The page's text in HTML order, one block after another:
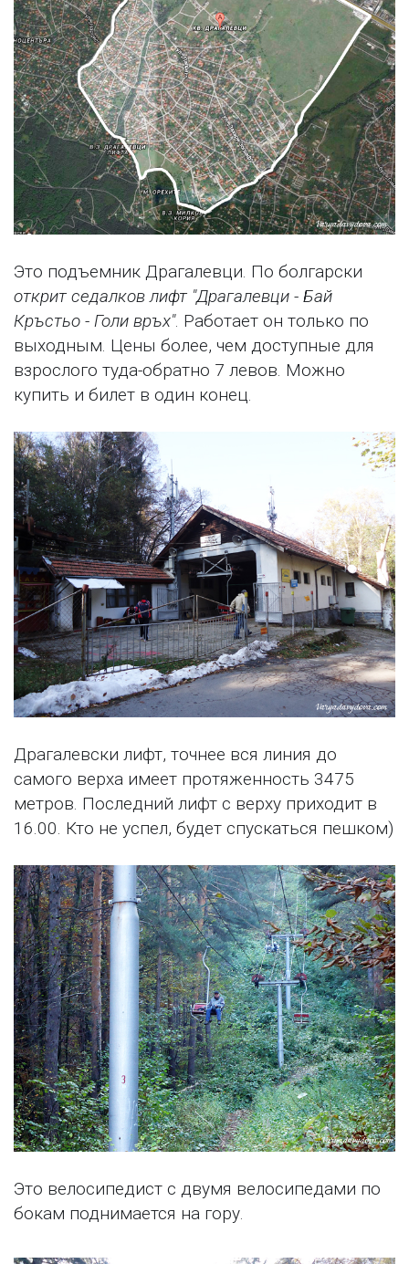
Это подъемник Драгалевци. По болгарски
открит седалков лифт "Драгалевци - Бай
Кръстьо - Голи връх". Работает он только по
выходным. Цены более, чем доступные для
взрослого туда-обратно 7 левов. Можно
купить и билет в один конец.
Драгалевски лифт, точнее вся линия до
самого верха имеет протяженность 3475
метров. Последний лифт с верху приходит в
16.00. Кто не успел, будет спускаться пешком)
Это велосипедист с двумя велосипедами по
бокам поднимается на гору.